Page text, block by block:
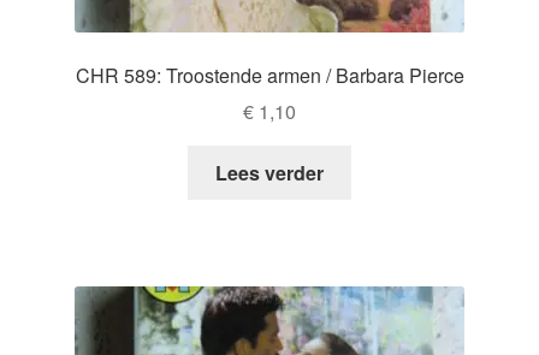
CHR 589: Troostende armen / Barbara Pierce
€ 1,10
Lees verder